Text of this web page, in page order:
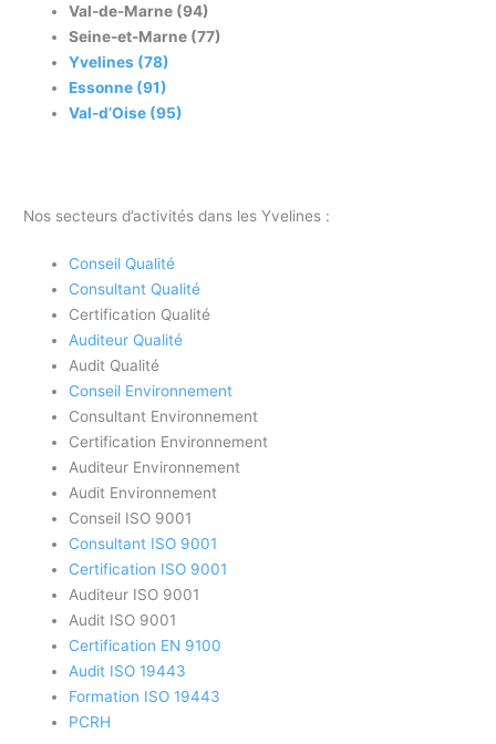
Val-de-Marne (94)
Seine-et-Marne (77)
Yvelines (78)
Essonne (91)
Val-d’Oise (95)
Nos secteurs d’activités dans les Yvelines :
Conseil Qualité
Consultant Qualité
Certification Qualité
Auditeur Qualité
Audit Qualité
Conseil Environnement
Consultant Environnement
Certification Environnement
Auditeur Environnement
Audit Environnement
Conseil ISO 9001
Consultant ISO 9001
Certification ISO 9001
Auditeur ISO 9001
Audit ISO 9001
Certification EN 9100
Audit ISO 19443
Formation ISO 19443
PCRH